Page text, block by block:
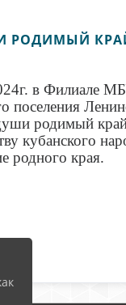
в Филиале
поселения
родимый
кубанского
родного края.